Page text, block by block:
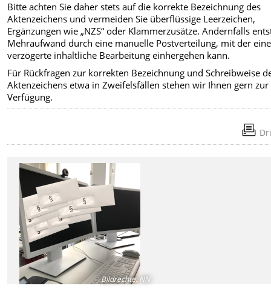
Bitte achten Sie daher stets auf die korrekte Bezeichnung des
Aktenzeichens und vermeiden Sie überflüssige Leerzeichen,
Ergänzungen wie „NZS“ oder Klammerzusätze. Andernfalls
Mehraufwand durch eine manuelle Postverteilung, mit der eine
verzögerte inhaltliche Bearbeitung einhergehen kann.
Für Rückfragen zur korrekten Bezeichnung und Schreibweise
Aktenzeichens etwa in Zweifelsfällen stehen wir Ihnen gern zur
Verfügung.
Bildrechte:NN